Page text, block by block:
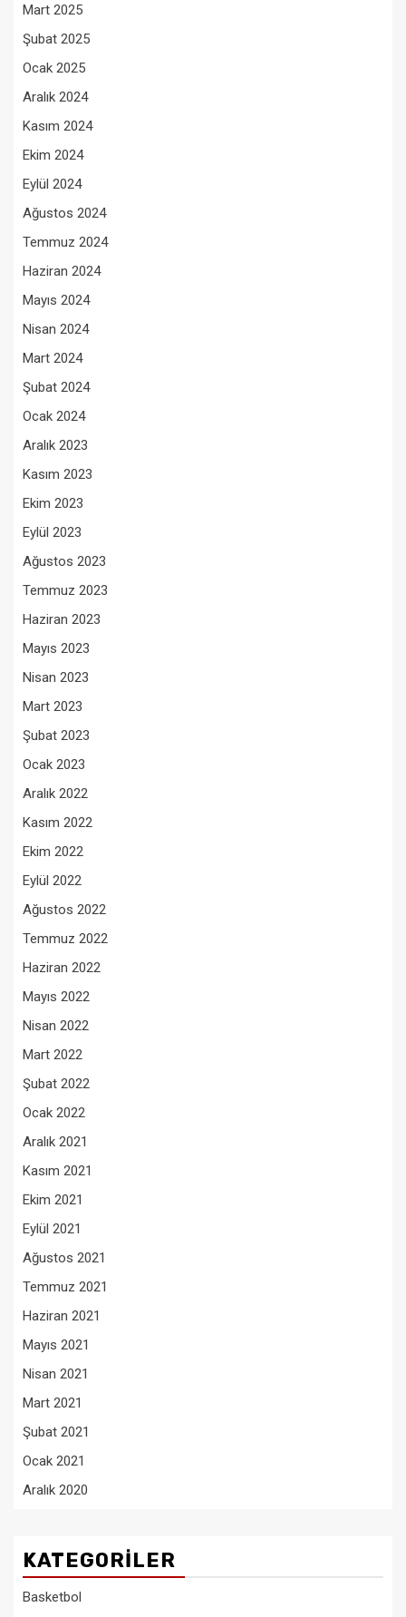
Mart 2025
Şubat 2025
Ocak 2025
Aralık 2024
Kasım 2024
Ekim 2024
Eylül 2024
Ağustos 2024
Temmuz 2024
Haziran 2024
Mayıs 2024
Nisan 2024
Mart 2024
Şubat 2024
Ocak 2024
Aralık 2023
Kasım 2023
Ekim 2023
Eylül 2023
Ağustos 2023
Temmuz 2023
Haziran 2023
Mayıs 2023
Nisan 2023
Mart 2023
Şubat 2023
Ocak 2023
Aralık 2022
Kasım 2022
Ekim 2022
Eylül 2022
Ağustos 2022
Temmuz 2022
Haziran 2022
Mayıs 2022
Nisan 2022
Mart 2022
Şubat 2022
Ocak 2022
Aralık 2021
Kasım 2021
Ekim 2021
Eylül 2021
Ağustos 2021
Temmuz 2021
Haziran 2021
Mayıs 2021
Nisan 2021
Mart 2021
Şubat 2021
Ocak 2021
Aralık 2020
KATEGORILER
Basketbol